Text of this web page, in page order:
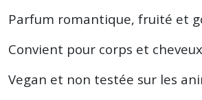
Parfum romantique, fruité et
Convient pour corps et cheveux
Vegan et non testée sur les